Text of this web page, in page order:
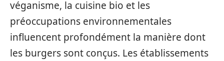
véganisme, la cuisine bio et les
préoccupations environnementales
influencent profondément la manière dont
les burgers sont conçus. Les établissements